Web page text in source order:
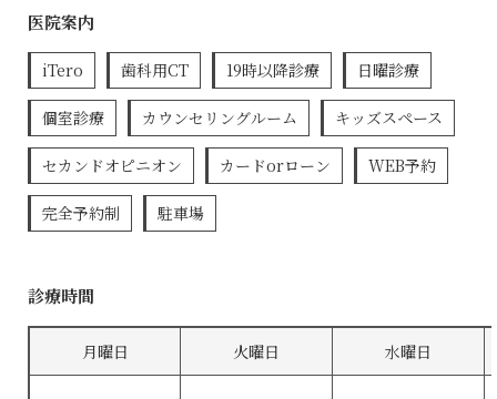
医院案内
iTero 歯科用CT 19時以降診療 日曜診療
個室診療 カウンセリングルーム キッズスペース
セカンドオピニオン カードorローン WEB予約
完全予約制 駐車場
診療時間
月曜日 火曜日 水曜日